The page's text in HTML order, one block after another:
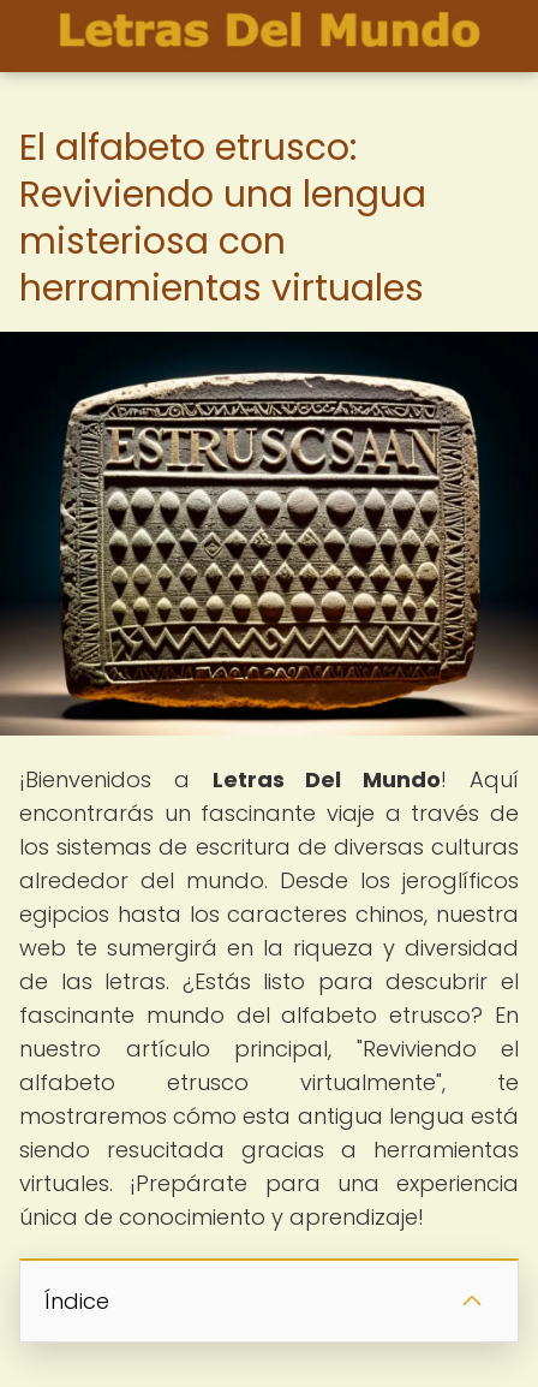
El alfabeto etrusco:
Reviviendo una lengua
misteriosa con
herramientas virtuales
¡Bienvenidos a Letras Del Mundo! Aquí
encontrarás un fascinante viaje a través de
los sistemas de escritura de diversas culturas
alrededor del mundo. Desde los jeroglíficos
egipcios hasta los caracteres chinos, nuestra
web te sumergirá en la riqueza y diversidad
de las letras. ¿Estás listo para descubrir el
fascinante mundo del alfabeto etrusco? En
nuestro artículo principal, "Reviviendo el
alfabeto etrusco virtualmente", te
mostraremos cómo esta antigua lengua está
siendo resucitada gracias a herramientas
virtuales. ¡Prepárate para una experiencia
única de conocimiento y aprendizaje!
Índice